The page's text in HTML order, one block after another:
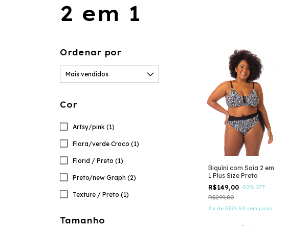
2 em 1
Ordenar por
Cor
Artsy/pink (1)
Flora/verde Croco (1)
Florid / Preto (1)
Preto/new Graph (2)
Texture / Preto (1)
Tamanho
Biquíni com Saia 2 em
1 Plus Size Preto
R$149,00 -50% OFF
R$299,80
2 x de R$74,50 sem juros